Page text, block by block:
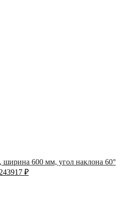
ширина 600 мм, угол наклона 60°
₽